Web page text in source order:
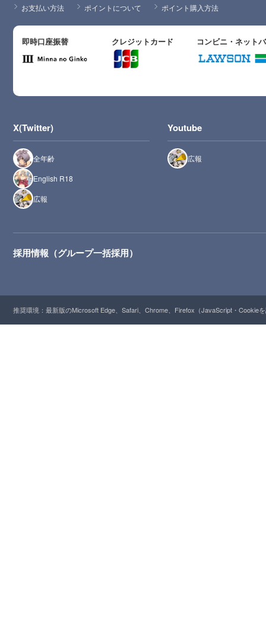
お支払い方法 ポイントについて ポイント購入方法
即時口座振替 クレジットカード コンビニ・ネット
X(Twitter)
全年齢
English R18
広報
Youtube
広報
採用情報（グループ一括採用）
推奨環境：最新版のMicrosoft Edge、Safari、Chrome、Firefox（JavaScript・Cookie